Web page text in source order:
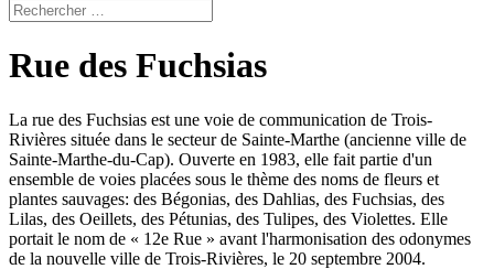
Rue des Fuchsias
La rue des Fuchsias est une voie de communication de Trois-
Rivières située dans le secteur de Sainte-Marthe (ancienne ville de
Sainte-Marthe-du-Cap). Ouverte en 1983, elle fait partie d'un
ensemble de voies placées sous le thème des noms de fleurs et
plantes sauvages: des Bégonias, des Dahlias, des Fuchsias, des
Lilas, des Oeillets, des Pétunias, des Tulipes, des Violettes. Elle
portait le nom de « 12e Rue » avant l'harmonisation des odonymes
de la nouvelle ville de Trois-Rivières, le 20 septembre 2004.